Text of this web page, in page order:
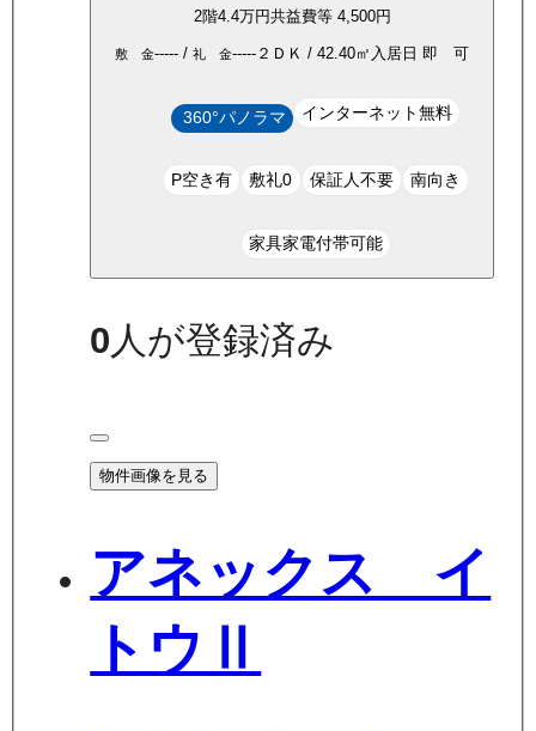
2階4.4万円共益費等 4,500円
敷 金----- / 礼 金----- ２ＤＫ / 42.40㎡ 入居日 即 可
360°パノラマ インターネット無料
P空き有 敷礼0 保証人不要 南向き
家具家電付帯可能
0人が登録済み
物件画像を見る
アネックス イ
トウⅡ